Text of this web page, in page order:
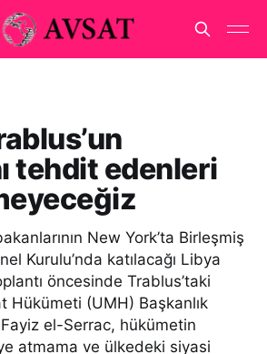
tehdit edenleri
New York’ta Birleşmiş
Kurulu’nda katılacağı Libya
öncesinde Trablus’taki
Hükümeti (UMH) Başkanlık
Fayiz el-Serrac, hükümetin
atmama ve ülkedeki siyasi